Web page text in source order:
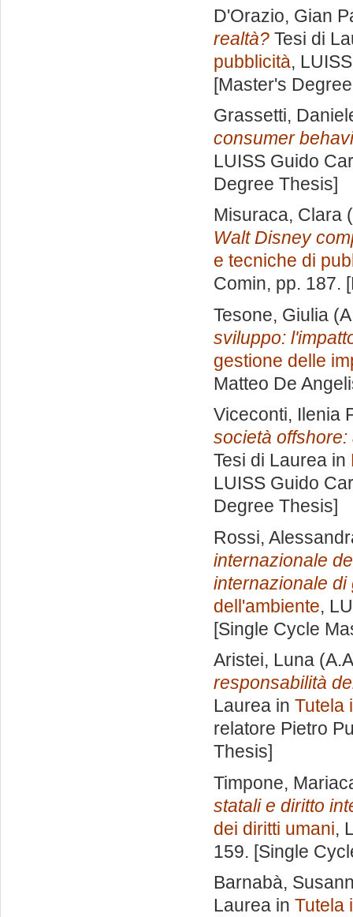
D'Orazio, Gian
realtà? Tesi di
pubblicità,
[Master's
Grassetti,
consumer
LUISS Guido
Degree Thesis]
Misuraca, Clara
Walt Disney
e tecniche di
Comin, pp. 187.
Tesone, Giulia
sviluppo:
gestione delle
Matteo De
Viceconti, Ilenia
società offshore:
Tesi di Laurea in
LUISS Guido
Degree Thesis]
Rossi,
internazionale
internazionale di
dell'ambiente,
[Single Cycle
Aristei, Luna
responsabilità
Laurea in Tutela
relatore Pietro
Thesis]
Timpone,
statali e diritto
dei diritti umani,
159. [Single
Barnabà,
Laurea in Tutela